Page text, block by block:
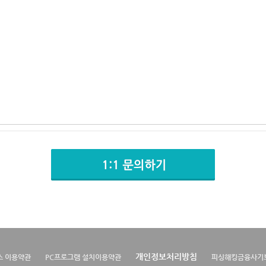
이용약관 PC프로그램 설치이용약관 개인정보처리방침 피싱해킹금융사기